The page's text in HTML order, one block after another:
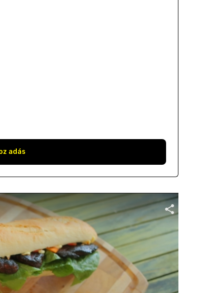
adás